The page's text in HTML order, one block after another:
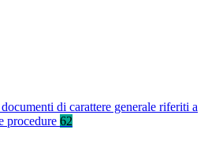
di carattere generale riferiti a
procedure 62